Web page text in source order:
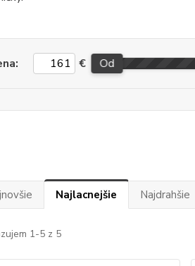
€ Od
Najlacnejšie Najdrahšie
1-5 z 5